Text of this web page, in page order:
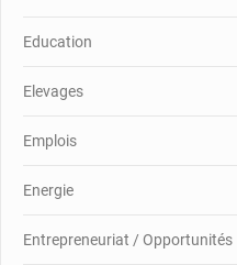
Education
Elevages
Emplois
Energie
Entrepreneuriat / Opportunités